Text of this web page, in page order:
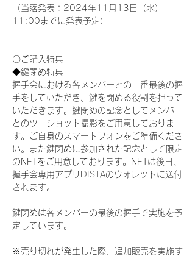
（当落発表：2024年11月13日（水）
11:00までに発表予定）
〇ご購入特典
◆鍵閉め特典
握手会における各メンバーとの一番最後の握
手をしていただき、鍵を閉める役割を担って
いただきます。鍵閉めの記念としてメンバー
とのツーショット撮影をご用意しておりま
す。ご自身のスマートフォンをご準備くださ
い。また鍵閉めに参加された記念として限定
のNFTをご用意しております。NFTは後日、
握手会専用アプリDISTAのウォレットに送付
されます。
鍵閉めは各メンバーの最後の握手で実施を予
定しています。
※売り切れが発生した際、追加販売を実施す